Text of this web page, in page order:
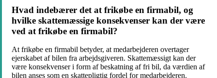
Hvad indebærer det at frikøbe en firmabil, og
hvilke skattemæssige konsekvenser kan der være
ved at frikøbe en firmabil?
At frikøbe en firmabil betyder, at medarbejderen overtager
ejerskabet af bilen fra arbejdsgiveren. Skattemæssigt kan der
være konsekvenser i form af beskatning af fri bil, da værdien af
bilen anses som en skattepligtig fordel for medarbejderen.